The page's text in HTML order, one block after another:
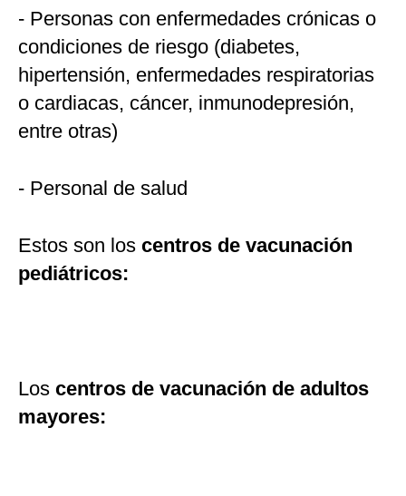
- Personas con enfermedades crónicas o
condiciones de riesgo (diabetes,
hipertensión, enfermedades respiratorias
o cardiacas, cáncer, inmunodepresión,
entre otras)
- Personal de salud
Estos son los centros de vacunación
pediátricos:
Los centros de vacunación de adultos
mayores: